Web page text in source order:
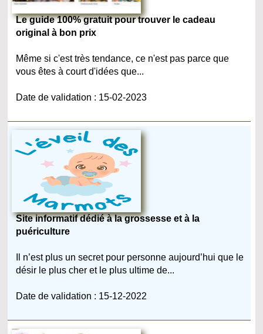
Le guide 100% gratuit pour trouver le cadeau
original à bon prix
Même si c'est très tendance, ce n'est pas parce que
vous êtes à court d'idées que...
Date de validation : 15-02-2023
Site informatif dédié à la grossesse et à la
puériculture
Il n’est plus un secret pour personne aujourd’hui que le
désir le plus cher et le plus ultime de...
Date de validation : 15-12-2022